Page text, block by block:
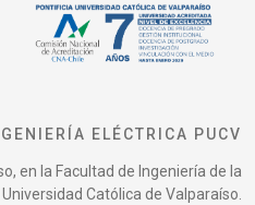
ELÉCTRICA PUCV
en la Facultad de Ingeniería de la
Católica de Valparaíso.